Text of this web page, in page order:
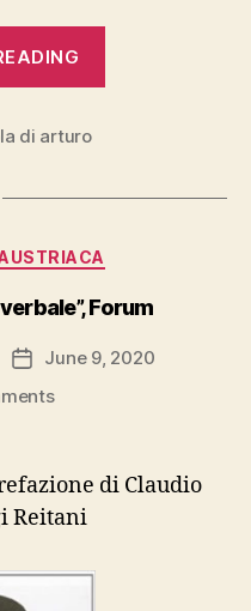
Einaudi”
di arturo
Forum
PostJune 9, 2020
on
“Il
verbale”,
Forum
di Claudio
Reitani